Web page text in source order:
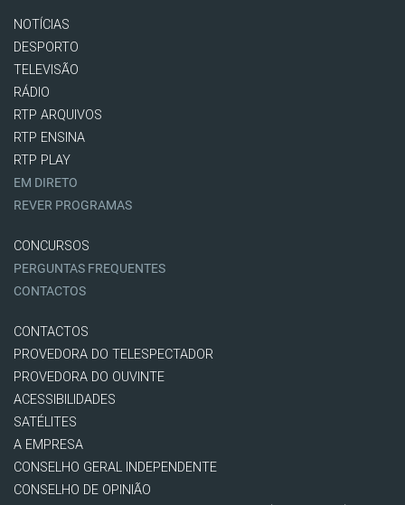
NOTÍCIAS
DESPORTO
TELEVISÃO
RÁDIO
RTP ARQUIVOS
RTP ENSINA
RTP PLAY
EM DIRETO
REVER PROGRAMAS
CONCURSOS
PERGUNTAS FREQUENTES
CONTACTOS
CONTACTOS
PROVEDORA DO TELESPECTADOR
PROVEDORA DO OUVINTE
ACESSIBILIDADES
SATÉLITES
A EMPRESA
CONSELHO GERAL INDEPENDENTE
CONSELHO DE OPINIÃO